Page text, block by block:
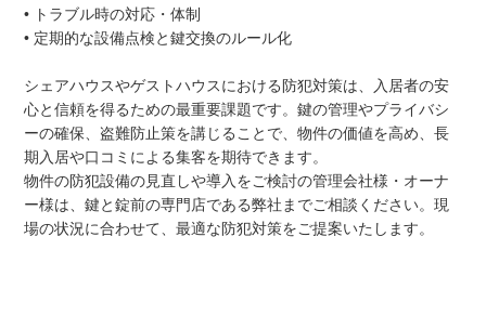
• トラブル時の対応・体制
• 定期的な設備点検と鍵交換のルール化
シェアハウスやゲストハウスにおける防犯対策は、入居者の安
心と信頼を得るための最重要課題です。鍵の管理やプライバシ
ーの確保、盗難防止策を講じることで、物件の価値を高め、長
期入居や口コミによる集客を期待できます。
物件の防犯設備の見直しや導入をご検討の管理会社様・オーナ
ー様は、鍵と錠前の専門店である弊社までご相談ください。現
場の状況に合わせて、最適な防犯対策をご提案いたします。